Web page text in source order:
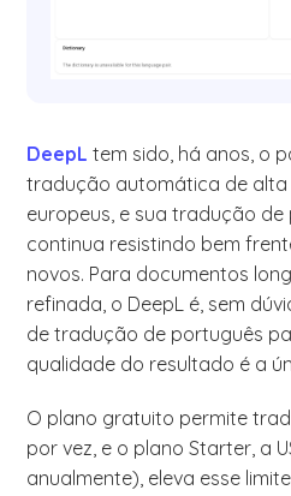
DeepL tem sido, há anos, o
tradução automática de alta
europeus, e sua tradução
continua resistindo bem
novos. Para documentos
refinada, o DeepL é, sem
de tradução de português
qualidade do resultado é a
O plano gratuito permite
por vez, e o plano Starter, a
anualmente), eleva esse